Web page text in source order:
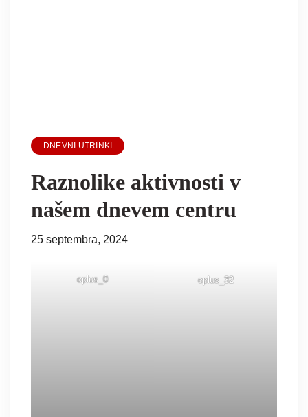
DNEVNI UTRINKI
Raznolike aktivnosti v
našem dnevem centru
25 septembra, 2024
oplus_0 oplus_32